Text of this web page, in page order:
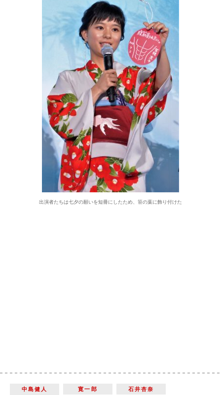
出演者たちは七夕の願いを短冊にしたため、笹の葉に飾り付けた
中島健人 寛一郎 石井杏奈